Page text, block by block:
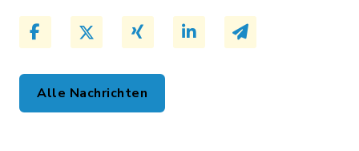
Alle Nachrichten